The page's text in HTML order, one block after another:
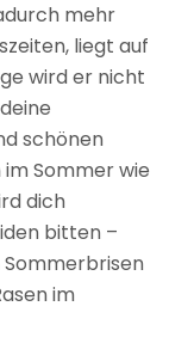
mehr
liegt auf
wird er nicht
schönen
Sommer wie
dich
bitten –
im